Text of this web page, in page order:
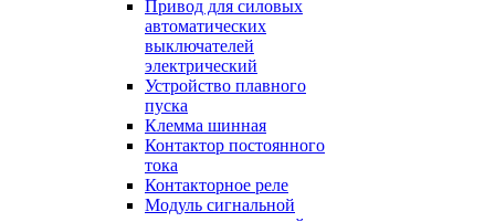
Привод для силовых
автоматических
выключателей
электрический
Устройство плавного
пуска
Клемма шинная
Контактор постоянного
тока
Контакторное реле
Модуль сигнальной